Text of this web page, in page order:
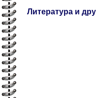
Литература и